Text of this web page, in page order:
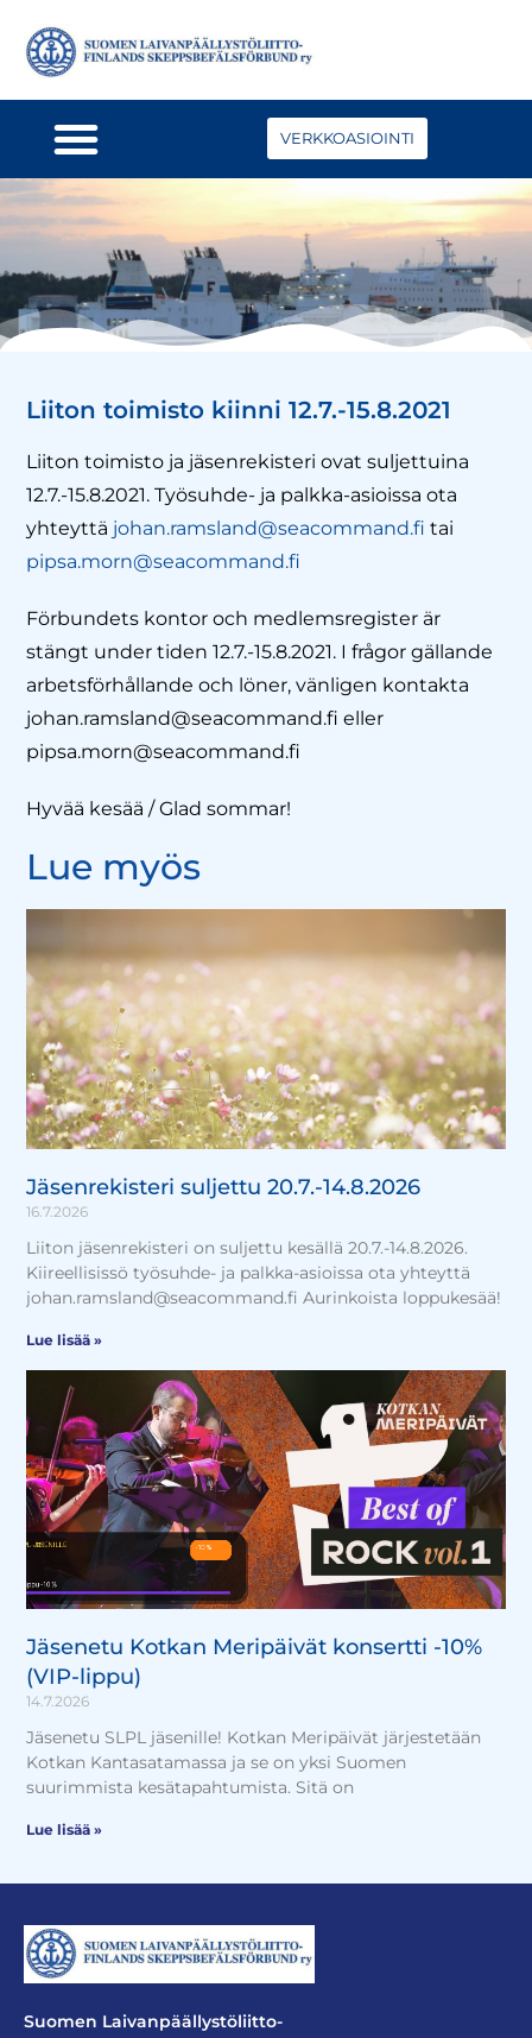
VERKKOASIOINTI
Liiton toimisto kiinni 12.7.-15.8.2021
Liiton toimisto ja jäsenrekisteri ovat suljettuina
12.7.-15.8.2021. Työsuhde- ja palkka-asioissa ota
yhteyttä johan.ramsland@seacommand.fi tai
pipsa.morn@seacommand.fi
Förbundets kontor och medlemsregister är
stängt under tiden 12.7.-15.8.2021. I frågor gällande
arbetsförhållande och löner, vänligen kontakta
johan.ramsland@seacommand.fi eller
pipsa.morn@seacommand.fi
Hyvää kesää / Glad sommar!
Lue myös
Jäsenrekisteri suljettu 20.7.-14.8.2026
16.7.2026
Liiton jäsenrekisteri on suljettu kesällä 20.7.-14.8.2026.
Kiireellisissö työsuhde- ja palkka-asioissa ota yhteyttä
johan.ramsland@seacommand.fi Aurinkoista loppukesää!
Lue lisää »
Jäsenetu Kotkan Meripäivät konsertti -10%
(VIP-lippu)
14.7.2026
Jäsenetu SLPL jäsenille! Kotkan Meripäivät järjestetään
Kotkan Kantasatamassa ja se on yksi Suomen
suurimmista kesätapahtumista. Sitä on
Lue lisää »
Suomen Laivanpäällystöliitto-